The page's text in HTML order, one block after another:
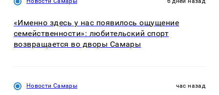
«Именно здесь у нас появилось ощущение
семейственности»: любительский спорт
возвращается во дворы Самары
Новости Самары час назад